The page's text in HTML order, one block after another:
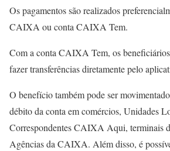
Os pagamentos são realizados
CAIXA ou conta CAIXA Tem.
Com a conta CAIXA Tem, os
fazer transferências diretamente pelo
O benefício também pode ser
débito da conta em comércios, Unidades
Correspondentes CAIXA Aqui, terminais
Agências da CAIXA. Além disso, é